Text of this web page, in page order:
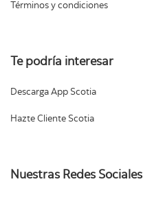
Términos y condiciones
Te podría interesar
Descarga App Scotia
Hazte Cliente Scotia
Nuestras Redes Sociales